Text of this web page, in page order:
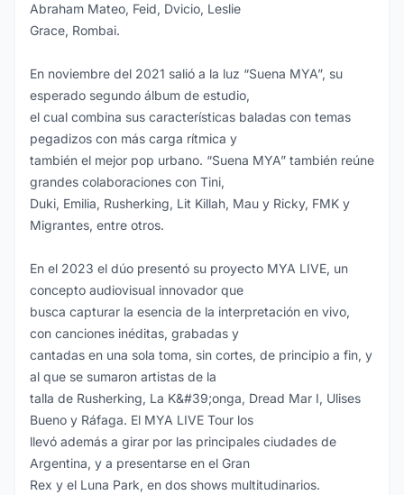
Abraham Mateo, Feid, Dvicio, Leslie
Grace, Rombai.
En noviembre del 2021 salió a la luz “Suena MYA”, su
esperado segundo álbum de estudio,
el cual combina sus características baladas con temas
pegadizos con más carga rítmica y
también el mejor pop urbano. “Suena MYA” también reúne
grandes colaboraciones con Tini,
Duki, Emilia, Rusherking, Lit Killah, Mau y Ricky, FMK y
Migrantes, entre otros.
En el 2023 el dúo presentó su proyecto MYA LIVE, un
concepto audiovisual innovador que
busca capturar la esencia de la interpretación en vivo,
con canciones inéditas, grabadas y
cantadas en una sola toma, sin cortes, de principio a fin, y
al que se sumaron artistas de la
talla de Rusherking, La K&#39;onga, Dread Mar I, Ulises
Bueno y Ráfaga. El MYA LIVE Tour los
llevó además a girar por las principales ciudades de
Argentina, y a presentarse en el Gran
Rex y el Luna Park, en dos shows multitudinarios.